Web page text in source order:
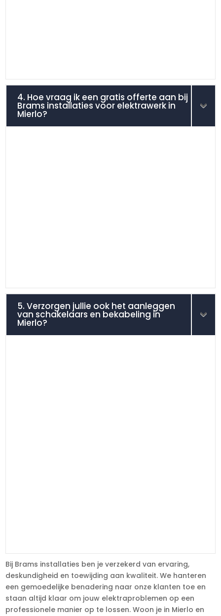
4. Hoe vraag ik een gratis offerte aan bij
Brams installaties voor elektrawerk in
Mierlo?
5. Verzorgen jullie ook het aanleggen
van schakelaars en bekabeling in
Mierlo?
Bij Brams installaties ben je verzekerd van ervaring,
deskundigheid en toewijding aan kwaliteit. We hanteren
een gemoedelijke benadering naar onze klanten toe en
staan altijd klaar om jouw elektraproblemen op een
professionele manier op te lossen. Woon je in Mierlo en